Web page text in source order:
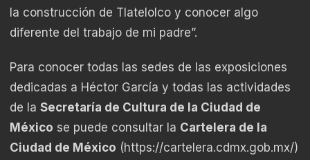
la construcción de Tlatelolco y conocer algo
diferente del trabajo de mi padre”.
Para conocer todas las sedes de las exposiciones
dedicadas a Héctor García y todas las actividades
de la Secretaría de Cultura de la Ciudad de
México se puede consultar la Cartelera de la
Ciudad de México (https://cartelera.cdmx.gob.mx/)